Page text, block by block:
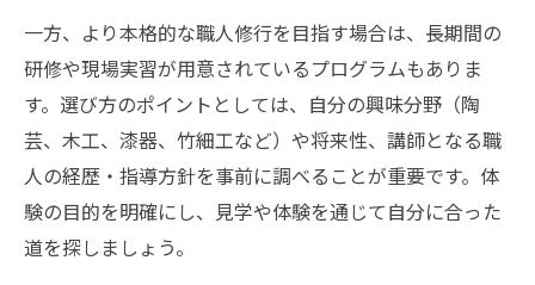
地域に根ざした職人学びの最新体験情報
静岡市発の新しい職人学び体験を徹底解説
伝統工芸を活かした静岡職人学びの最新事
情
職人学びのための静岡最新体験教室の魅力
静岡職人学び体験で得られる今だけのチャ
一方、より本格的な職人修行を目指す場合は、長期間の
研修や現場実習が用意されているプログラムもありま
す。選び方のポイントとしては、自分の興味分野（陶
芸、木工、漆器、竹細工など）や将来性、講師となる職
人の経歴・指導方針を事前に調べることが重要です。体
験の目的を明確にし、見学や体験を通じて自分に合った
道を探しましょう。